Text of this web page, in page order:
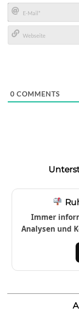
Name*
E-
Mail*
0 COMMENTS
Immer
Analysen und